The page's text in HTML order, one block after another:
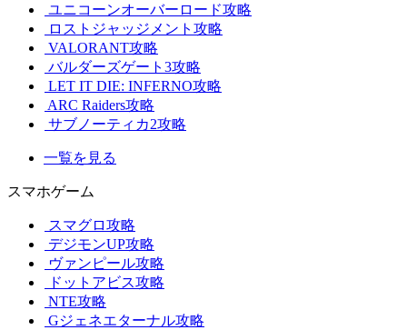
ユニコーンオーバーロード攻略
ロストジャッジメント攻略
VALORANT攻略
バルダーズゲート3攻略
LET IT DIE: INFERNO攻略
ARC Raiders攻略
サブノーティカ2攻略
一覧を見る
スマホゲーム
スマグロ攻略
デジモンUP攻略
ヴァンピール攻略
ドットアビス攻略
NTE攻略
Gジェネエターナル攻略